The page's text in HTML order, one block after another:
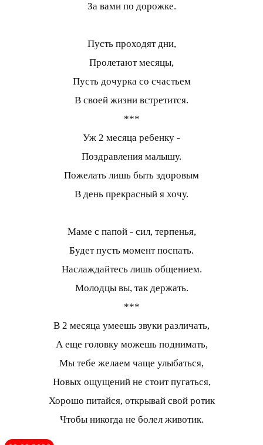
За вами по дорожке.
Пусть проходят дни,
Пролетают месяцы,
Пусть дочурка со счастьем
В своей жизни встретится.
***
Уж 2 месяца ребенку -
Поздравления малышу.
Пожелать лишь быть здоровым
В день прекрасный я хочу.
Маме с папой - сил, терпенья,
Будет пусть момент поспать.
Наслаждайтесь лишь общением.
Молодцы вы, так держать.
***
В 2 месяца умеешь звуки различать,
А еще головку можешь поднимать,
Мы тебе желаем чаще улыбаться,
Новых ощущений не стоит пугаться,
Хорошо питайся, открывай свой ротик
Чтобы никогда не болел животик.